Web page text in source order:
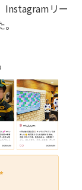
Instagramリー